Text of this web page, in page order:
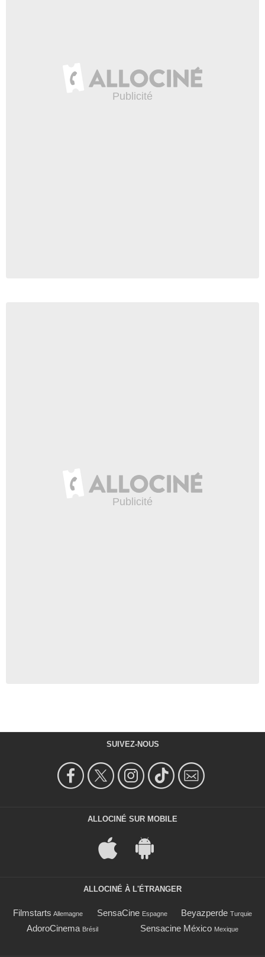
SUIVEZ-NOUS
ALLOCINÉ SUR MOBILE
ALLOCINÉ À L'ÉTRANGER
Filmstarts Allemagne SensaCine Espagne Beyazperde Turquie
AdoroCinema Brésil Sensacine México Mexique